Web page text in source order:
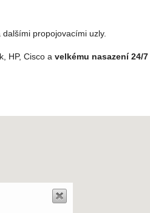
dalšími propojovacími uzly.
HP, Cisco a velkému nasazení 24/7